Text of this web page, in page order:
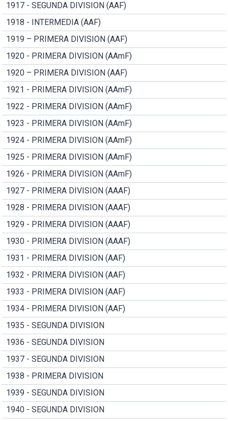
1917 - SEGUNDA DIVISION (AAF)
1918 - INTERMEDIA (AAF)
1919 – PRIMERA DIVISION (AAF)
1920 - PRIMERA DIVISION (AAmF)
1920 – PRIMERA DIVISION (AAF)
1921 - PRIMERA DIVISION (AAmF)
1922 - PRIMERA DIVISION (AAmF)
1923 - PRIMERA DIVISION (AAmF)
1924 - PRIMERA DIVISION (AAmF)
1925 - PRIMERA DIVISION (AAmF)
1926 - PRIMERA DIVISION (AAmF)
1927 - PRIMERA DIVISION (AAAF)
1928 - PRIMERA DIVISION (AAAF)
1929 - PRIMERA DIVISION (AAAF)
1930 - PRIMERA DIVISION (AAAF)
1931 - PRIMERA DIVISION (AAF)
1932 - PRIMERA DIVISION (AAF)
1933 - PRIMERA DIVISION (AAF)
1934 - PRIMERA DIVISION (AAF)
1935 - SEGUNDA DIVISION
1936 - SEGUNDA DIVISION
1937 - SEGUNDA DIVISION
1938 - PRIMERA DIVISION
1939 - SEGUNDA DIVISION
1940 - SEGUNDA DIVISION